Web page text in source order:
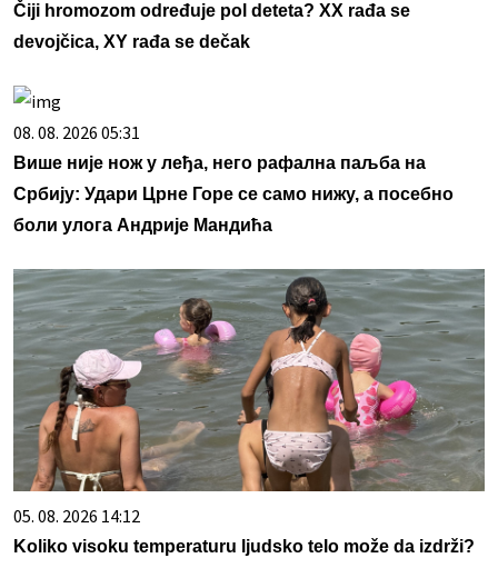
Čiji hromozom određuje pol deteta? XX rađa se
devojčica, XY rađa se dečak
08. 08. 2026 05:31
Више није нож у леђа, него рафална паљба на
Србију: Удари Црне Горе се само нижу, а посебно
боли улога Андрије Мандића
05. 08. 2026 14:12
Koliko visoku temperaturu ljudsko telo može da izdrži?